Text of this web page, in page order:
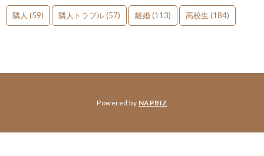
隣人 (59) 隣人トラブル(57) 離婚(113) 高校生 (184)
Powered by NAPBIZ